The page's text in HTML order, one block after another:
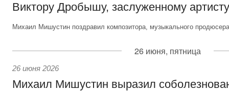
Виктору Дробышу, заслуженному
Михаил Мишустин поздравил композитора, музыкального
26 июня, пятница
26 июня 2026
Михаил Мишустин выразил